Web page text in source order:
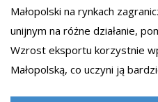
Małopolski na rynkach
unijnym na różne działanie,
Wzrost eksportu korzystnie
Małopolską, co uczyni ją